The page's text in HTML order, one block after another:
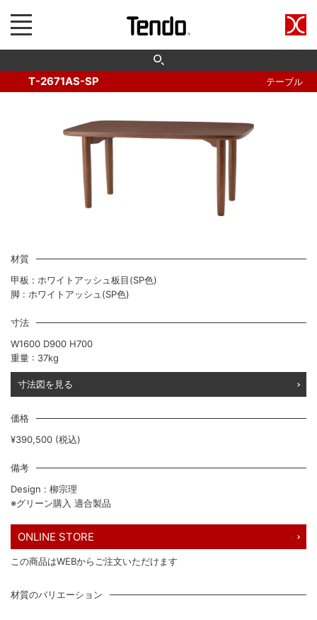
T-2671AS-SP テーブル
材質
甲板 : ホワイトアッシュ板目(SP色)
脚 : ホワイトアッシュ(SP色)
寸法
W1600 D900 H700
重量 : 37kg
寸法図を見る
価格
¥390,500 (税込)
備考
Design : 柳宗理
※グリーン購入 適合製品
ONLINE STORE
この商品はWEBからご注文いただけます
材質のバリエーション